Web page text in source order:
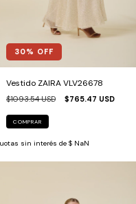
30% OFF
Vestido ZAIRA VLV26678
$1093.54 USD $765.47 USD
COMPRAR
sin interés de $ NaN